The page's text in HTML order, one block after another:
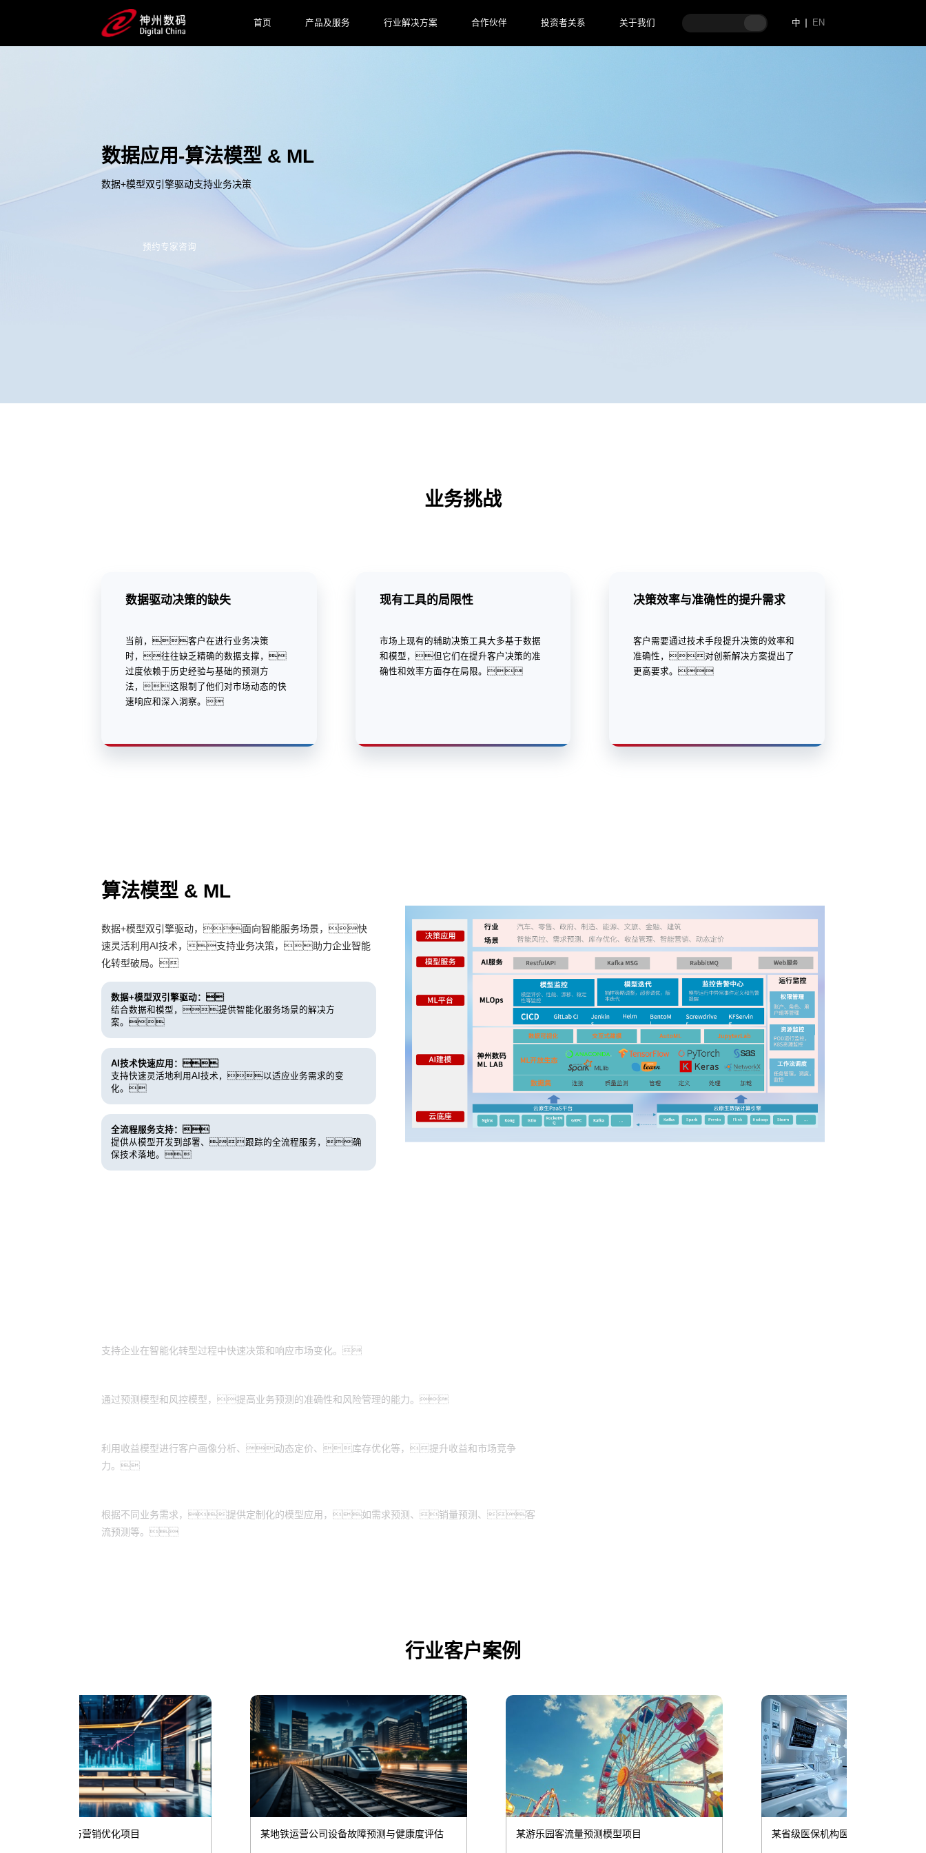
首页 产品及服务 行业解决方案 合作伙伴 投资者关系 关于我们 中 EN
数据应用-算法模型 & ML
数据+模型双引擎驱动支持业务决策
预约专家咨询
业务挑战
数据驱动决策的缺失
当前，客户在进行业务决策
时，往往缺乏精确的数据支撑，
过度依赖于历史经验与基础的预测方
法，这限制了他们对市场动态的快
速响应和深入洞察。
现有工具的局限性
市场上现有的辅助决策工具大多基于数据
和模型，但它们在提升客户决策的准
确性和效率方面存在局限。
决策效率与准确性的提升需求
客户需要通过技术手段提升决策的效率和
准确性，对创新解决方案提出了
更高要求。
算法模型 & ML
数据+模型双引擎驱动，面向智能服务场景，快
速灵活利用AI技术，支持业务决策，助力企业智能
化转型破局。
数据+模型双引擎驱动：
结合数据和模型，提供智能化服务场景的解决方
案。
AI技术快速应用：
支持快速灵活地利用AI技术，以适应业务需求的变
化。
全流程服务支持：
提供从模型开发到部署、跟踪的全流程服务，确
保技术落地。
支持企业在智能化转型过程中快速决策和响应市场变化。
通过预测模型和风控模型，提高业务预测的准确性和风险管理的能力。
利用收益模型进行客户画像分析、动态定价、库存优化等，提升收益和市场竞争
力。
根据不同业务需求，提供定制化的模型应用，如需求预测、销量预测、客
流预测等。
行业客户案例
某地铁运营公司设备故障预测与健康度评估 某游乐园客流量预测模型项目 某省级医保机构医保统计分析项目